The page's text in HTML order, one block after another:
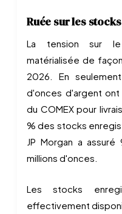
Ruée sur les
La tension sur le
matérialisée de
2026. En
d'onces d'argent
du COMEX pour
% des stocks
JP Morgan a
millions d'onces.
Les stocks
effectivement